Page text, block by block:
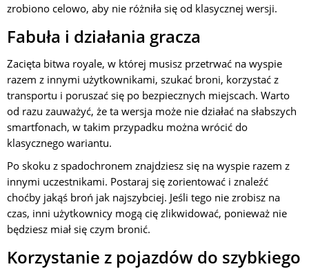
zrobiono celowo, aby nie różniła się od klasycznej wersji.
Fabuła i działania gracza
Zacięta bitwa royale, w której musisz przetrwać na wyspie
razem z innymi użytkownikami, szukać broni, korzystać z
transportu i poruszać się po bezpiecznych miejscach. Warto
od razu zauważyć, że ta wersja może nie działać na słabszych
smartfonach, w takim przypadku można wrócić do
klasycznego wariantu.
Po skoku z spadochronem znajdziesz się na wyspie razem z
innymi uczestnikami. Postaraj się zorientować i znaleźć
choćby jakąś broń jak najszybciej. Jeśli tego nie zrobisz na
czas, inni użytkownicy mogą cię zlikwidować, ponieważ nie
będziesz miał się czym bronić.
Korzystanie z pojazdów do szybkiego